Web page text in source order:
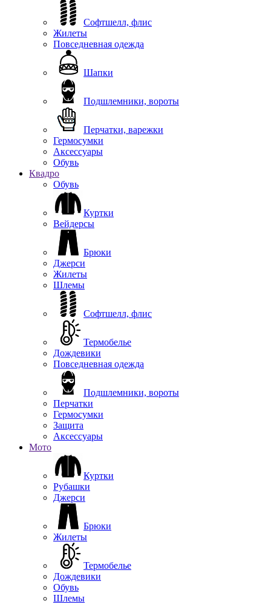
Софтшелл, флис
Жилеты
Повседневная одежда
Шапки
Подшлемники, вороты
Перчатки, варежки
Гермосумки
Аксессуары
Обувь
Квадро
Обувь
Куртки
Вейдерсы
Брюки
Джерси
Жилеты
Шлемы
Софтшелл, флис
Термобелье
Дождевики
Повседневная одежда
Подшлемники, вороты
Перчатки
Гермосумки
Защита
Аксессуары
Мото
Куртки
Рубашки
Джерси
Брюки
Жилеты
Термобелье
Дождевики
Обувь
Шлемы